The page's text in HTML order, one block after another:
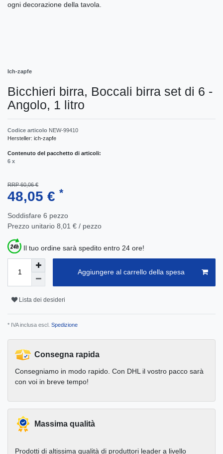
ogni decorazione della tavola.
Ich-zapfe
Bicchieri birra, Boccali birra set di 6 -
Angolo, 1 litro
Codice articolo NEW-99410
Hersteller: ich-zapfe
Contenuto del pacchetto di articoli:
6 x
RRP 60,06 €
48,05 € *
Soddisfare 6 pezzo
Prezzo unitario 8,01 € / pezzo
Il tuo ordine sarà spedito entro 24 ore!
Aggiungere al carrello della spesa
Lista dei desideri
* IVA inclusa escl. Spedizione
Consegna rapida
Consegniamo in modo rapido. Con DHL il vostro pacco sarà
con voi in breve tempo!
Massima qualità
Prodotti di altissima qualità di produttori leader a livello